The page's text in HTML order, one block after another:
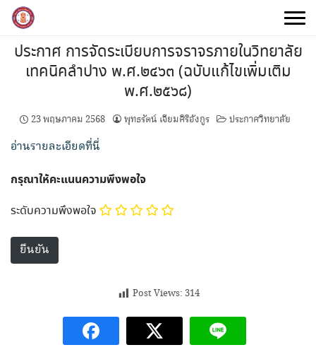
Skip
content
ประกาศ การจัดระเบียบการจราจรภายในวิทยาลัย
เทคนิคลำปาง พ.ศ.๒๔๖๓ (ฉบับแก้ไขเพิ่มเติม
พ.ศ.๒๕๖๘)
23 พฤษภาคม 2568 พุทธรัตน์ เจียมศิริอังกูร ประกาศวิทยาลัย
อ่านรายละเอียดที่นี่
กรุณาให้คะแนนความพึงพอใจ
ระดับความพึงพอใจ
Post Views: 314